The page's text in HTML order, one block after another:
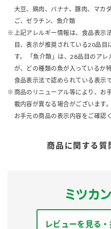
大豆、鶏肉、バナナ、豚肉、マカ
ご、ゼラチン、魚介類
上記アレルギー情報は、食品表示
目、表示が推奨されている20品目
す。 「魚介類」は、28品目のア
が、どの種類の魚が入っているか
食品表示法で認められている表示で
商品のリニューアル等により、お
載内容が異なる場合がございます
お手元の商品の表示内容をご確認
商品に関する質
レビューを見る